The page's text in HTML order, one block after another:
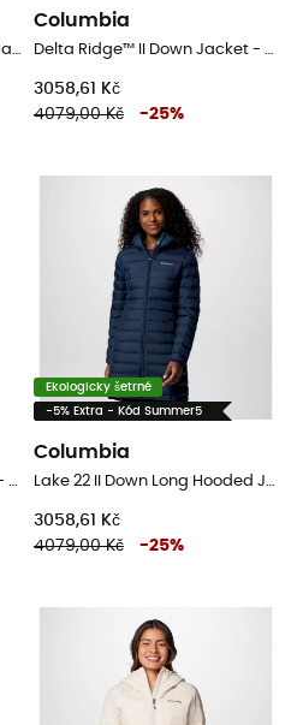
Delta Ridge II Down Hooded Jacket - Dámská péřová bunda
Columbia
Delta Ridge™ II Down Jacket - Dámská péřova
3058,61 Kč
4079,00 Kč
-25%
Delta Ridge™ II Down Jacket - Dámská péřova
Ekologicky šetrné
-5% Extra - Kód Summer5
Columbia
Lake 22 II Down Long Hooded Jacket - Dámská péřová bunda
3058,61 Kč
4079,00 Kč
-25%